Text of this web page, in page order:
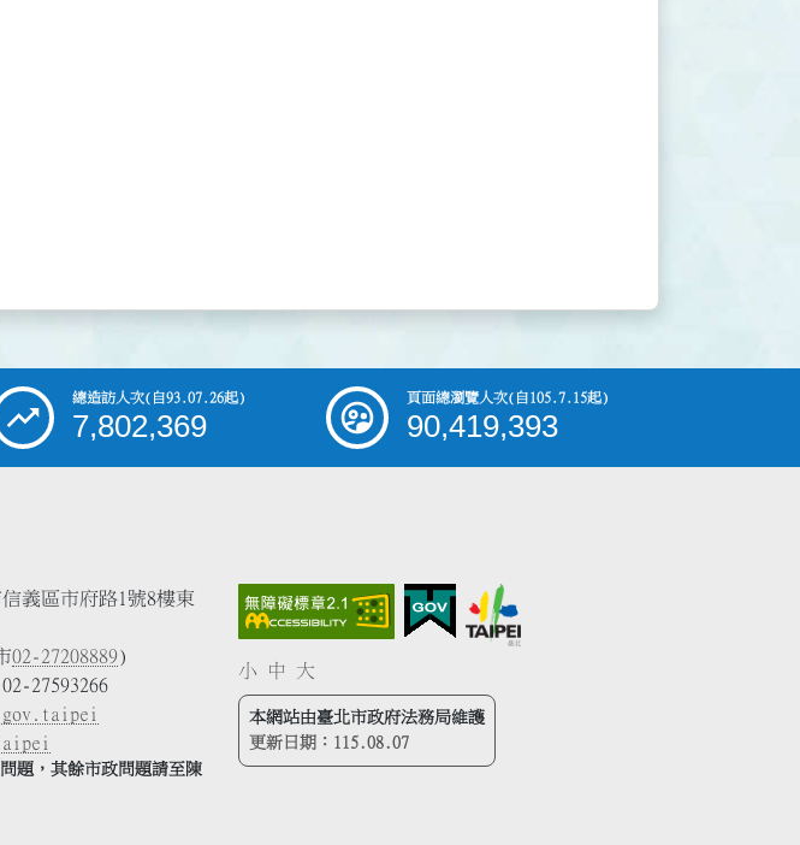
總造訪人次(自93.07.26起)
7,802,369
頁面總瀏覽人次(自105.7.15起)
90,419,393
義區市府路1號8樓東
02-27208889)
27593266
題，其餘市政問題請至陳
小 中 大
本網站由臺北市政府法務局維護
更新日期： 115.08.07